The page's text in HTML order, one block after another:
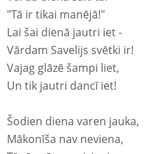
"Tā ir tikai manējā!"
Lai šai dienā jautri iet -
Vārdam Savelijs svētki ir!
Vajag glāzē šampi liet,
Un tik jautri dancī iet!
Šodien diena varen jauka,
Mākonīša nav neviena,